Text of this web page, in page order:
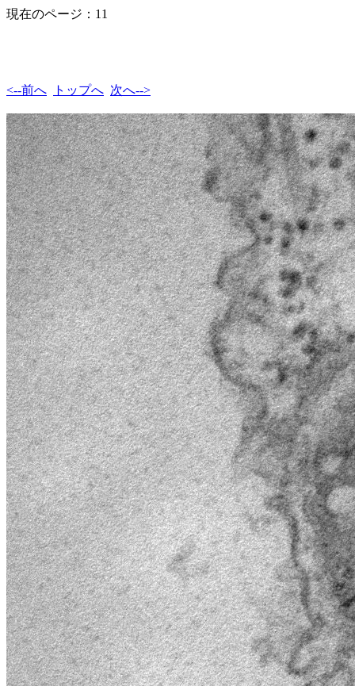
現在のページ：11
<--前へ トップへ 次へ-->